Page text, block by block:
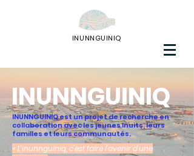
INUNNGUINIQ
INUNNGUINIQ
INUNNGUINIQest un projet de recherche en
collaboration avec les jeunes Inuits, leurs
familles et leurs communautés.
« L’inunnguiniq, c'est faire l'avenir d'une